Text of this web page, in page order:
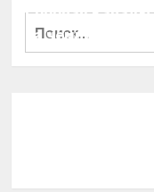
Сборная Канады
на чемпионат